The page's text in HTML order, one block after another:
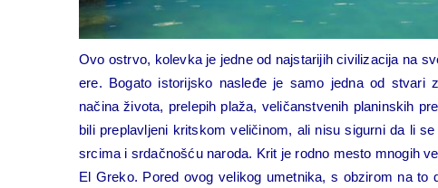
Ovo ostrvo, kolevka je jedne od najstarijih civilizacija na
ere. Bogato istorijsko nasleđe je samo jedna od stvari
načina života, prelepih plaža, veličanstvenih planinskih
bili preplavljeni kritskom veličinom, ali nisu sigurni da li
srcima i srdačnošću naroda. Krit je rodno mesto mnogih
El Greko. Pored ovog velikog umetnika, s obzirom na